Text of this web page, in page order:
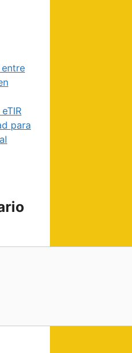
para